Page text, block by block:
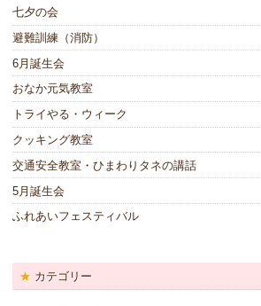
七夕の会
避難訓練（消防）
6月誕生会
おなか元気教室
トライやる・ウィーク
クッキング教室
交通安全教室・ひまわりタネの講話
5月誕生会
ふれあいフェスティバル
カテゴリー